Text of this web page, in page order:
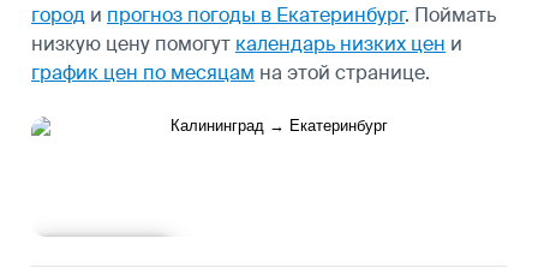
город и прогноз погоды в Екатеринбург. Поймать
низкую цену помогут календарь низких цен и
график цен по месяцам на этой странице.